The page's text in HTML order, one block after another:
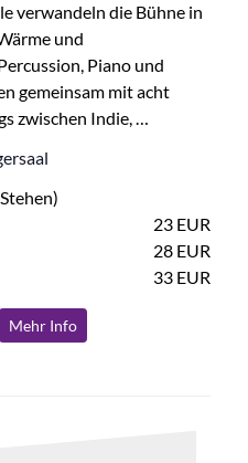
verwandeln die Bühne in
und
Piano und
gemeinsam mit acht
zwischen Indie, …
23 EUR
28 EUR
33 EUR
Mehr Info